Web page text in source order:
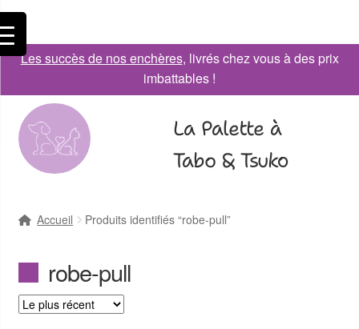
Les succès de nos enchères, livrés chez vous à des prix
imbattables !
La Palette à
Tabo & Tsuko
Accueil Produits identifiés “robe-pull”
robe-pull